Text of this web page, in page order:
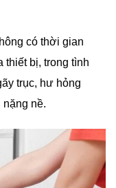
có thời gian
thiết bị, trong tình
trục, hư hỏng
nặng nề.